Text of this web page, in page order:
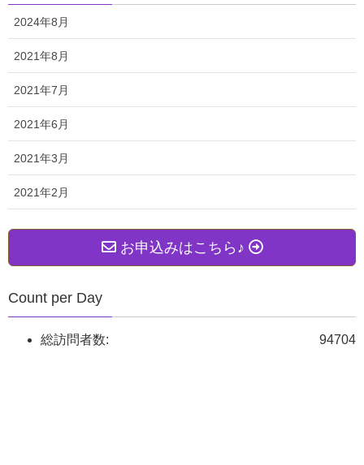
2024年8月
2021年8月
2021年7月
2021年6月
2021年3月
2021年2月
お申込みはこちら♪
Count per Day
94704
総訪問者数:
不動産投資コンテンツ
【１】無料メール講座♪
↓↓↓よかったら読んでみてね♪↓↓↓